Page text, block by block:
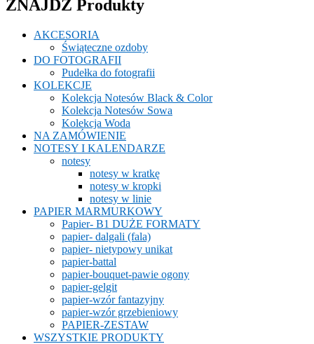
ZNAJDŹ Produkty
AKCESORIA
Świąteczne ozdoby
DO FOTOGRAFII
Pudełka do fotografii
KOLEKCJE
Kolekcja Notesów Black & Color
Kolekcja Notesów Sowa
Kolekcja Woda
NA ZAMÓWIENIE
NOTESY I KALENDARZE
notesy
notesy w kratkę
notesy w kropki
notesy w linie
PAPIER MARMURKOWY
Papier- B1 DUŻE FORMATY
papier- dalgali (fala)
papier- nietypowy unikat
papier-battal
papier-bouquet-pawie ogony
papier-gelgit
papier-wzór fantazyjny
papier-wzór grzebieniowy
PAPIER-ZESTAW
WSZYSTKIE PRODUKTY